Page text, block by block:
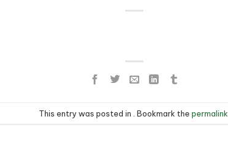
This entry was posted in . Bookmark the permalink